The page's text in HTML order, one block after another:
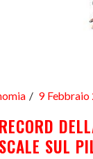
9 Febbraio
SUL